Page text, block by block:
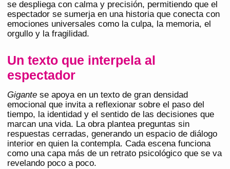
se despliega con calma y precisión, permitiendo que el
espectador se sumerja en una historia que conecta con
emociones universales como la culpa, la memoria, el
orgullo y la fragilidad.
Un texto que interpela al
espectador
Gigante se apoya en un texto de gran densidad
emocional que invita a reflexionar sobre el paso del
tiempo, la identidad y el sentido de las decisiones que
marcan una vida. La obra plantea preguntas sin
respuestas cerradas, generando un espacio de diálogo
interior en quien la contempla. Cada escena funciona
como una capa más de un retrato psicológico que se va
revelando poco a poco.